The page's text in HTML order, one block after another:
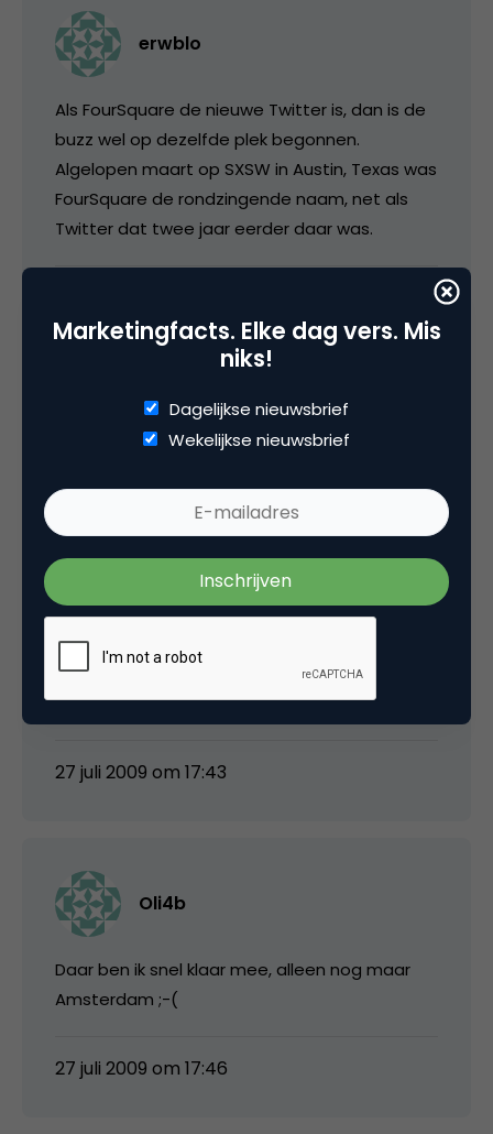
erwblo
Als FourSquare de nieuwe Twitter is, dan is de
buzz wel op dezelfde plek begonnen.
Algelopen maart op SXSW in Austin, Texas was
FourSquare de rondzingende naam, net als
Twitter dat twee jaar eerder daar was.
Oli4b
Erg leuke app, maar zit al tijd op Brightkite en
het zijn er mischien tientallen in Rotterdam die
het gebruiken. Massa bouwt niet echt snel op.
Al is dit vele malen leuker dan Biightkite. Dit
hadden ze dus bij Hyves een jaar geleden
moeten bedenken. Ga hem instaleren, ben
benieuwd eens kijken wanneer ik mijn eerste
free beer sta te drinken 🙂
27 juli 2009 om 17:43
Oli4b
Daar ben ik snel klaar mee, alleen nog maar
Amsterdam ;-(
27 juli 2009 om 17:46
Marketingfacts. Elke dag vers. Mis
niks!
Dagelijkse nieuwsbrief
Wekelijkse nieuwsbrief